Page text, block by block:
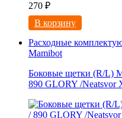
270 ₽
В корзину
Расходные
Mamibot
Боковые щетки (R/L)
890 GLORY /Neatsvor